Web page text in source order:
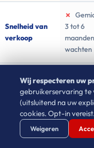
Snelheid van
verkoop
✗
3 tot 6
maanden
wachten
Zekerheid
Kans
afwijzing
koper
✗
Wij respecteren uw
gebruikerservaring te
(uitsluitend na uw
cookies. Opt-in
Weigeren
Verstuur